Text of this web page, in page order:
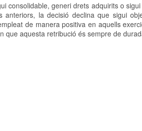
consolidable, generi drets adquirits o
la decisió declina que sigui
de manera positiva en aquells
que aquesta retribució és sempre de